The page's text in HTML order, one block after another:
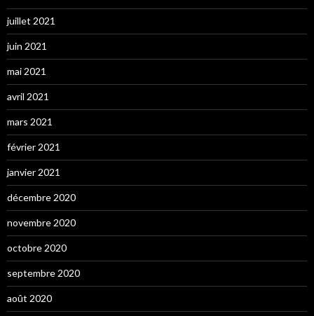
juillet 2021
juin 2021
mai 2021
avril 2021
mars 2021
février 2021
janvier 2021
décembre 2020
novembre 2020
octobre 2020
septembre 2020
août 2020